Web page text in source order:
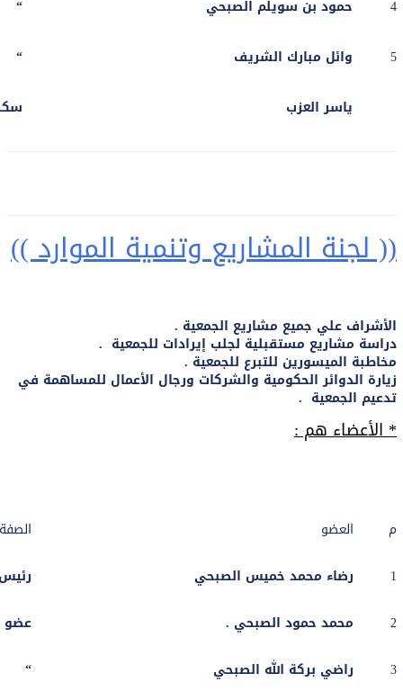
4 حمود بن سويلم الصبحي “
5 وائل مبارك الشريف “
ياسر العزب
(( لجنة المشاريع وتنمية الموارد ))
الأشراف علي جميع مشاريع الجمعية .
دراسة مشاريع مستقبلية لجلب إيرادات للجمعية .
مخاطبة الميسورين للتبرع للجمعية .
زيارة الدوائر الحكومية والشركات ورجال الأعمال للمساهمة في
تدعيم الجمعية .
* الأعضاء هم :
م العضو
الصفة
1
رضاء محمد خميس الصبحي
2
محمد حمود الصبحي .
عضو
3
راضي بركة الله الصبحي
“